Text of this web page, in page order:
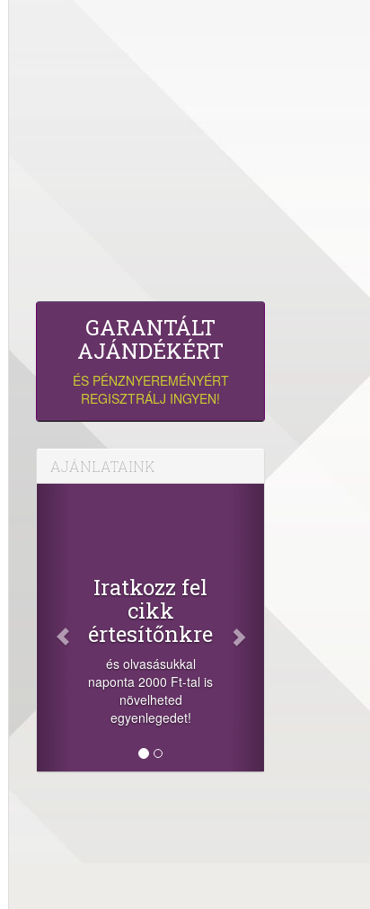
GARANTÁLT
AJÁNDÉKÉRT
ÉS PÉNZNYEREMÉNYÉRT
REGISZTRÁLJ INGYEN!
AJÁNLATAINK
+1.000.000 Ft...
-nyeremény növelés jár
a szerencsésnek a
sorsolás napján! A
cikkek alján találsz
megosztási
lehetőséget. Lájkolj is
minket!